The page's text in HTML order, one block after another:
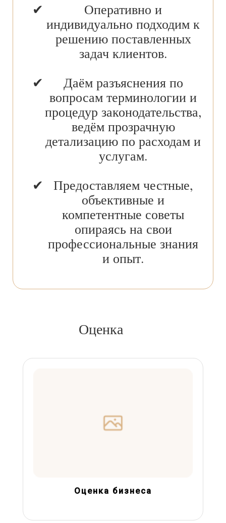
Оперативно и
индивидуально подходим к
решению поставленных
задач клиентов.
Даём разъяснения по
вопросам терминологии и
процедур законодательства,
ведём прозрачную
детализацию по расходам и
услугам.
Предоставляем честные,
объективные и
компетентные советы
опираясь на свои
профессиональные знания
и опыт.
Оценка
Оценка бизнеса